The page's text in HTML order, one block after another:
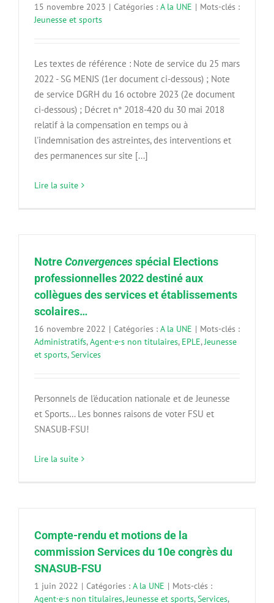
15 novembre 2023 | Catégories : A la UNE | Mots-clés :
Jeunesse et sports
Les textes de référence : Note de service du 25 mars
2022 - SG MENJS (1er document ci-dessous) ; Note
de service DGRH du 16 octobre 2023 (2e document
ci-dessous) ; Décret n° 2018-420 du 30 mai 2018
relatif à la compensation en temps ou à
l'indemnisation des astreintes, des interventions et
des permanences sur site [...]
Lire la suite
NotreConvergencesspécial Elections
professionnelles 2022 destiné aux
collègues des services et établissements
scolaires…
16 novembre 2022 | Catégories : A la UNE | Mots-clés :
Administratifs,Agent·e·s non titulaires, EPLE, Jeunesse
et sports, Services
Personnels de l'éducation nationale et de Jeunesse
et Sports… Les bonnes raisons de voter FSU et
SNASUB-FSU!
Lire la suite
Compte-rendu et motions de la
commission Services du 10e congrès du
SNASUB-FSU
1 juin 2022 | Catégories : A la UNE | Mots-clés :
Agent·e·s non titulaires, Jeunesse et sports, Services,